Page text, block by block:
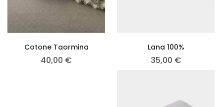
Cotone Taormina
40,00 €
Lana 100%
35,00 €